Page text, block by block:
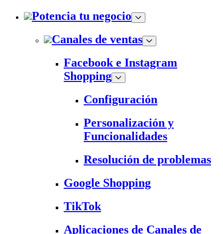
Potencia tu negocio
Canales de ventas
Facebook e Instagram
Shopping
Configuración
Personalización y
Funcionalidades
Resolución de problemas
Google Shopping
TikTok
Aplicaciones de Canales de